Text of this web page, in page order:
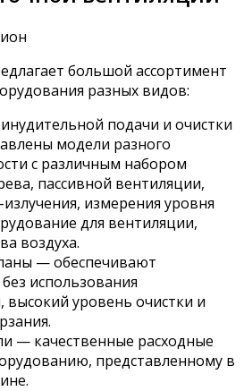
большой ассортимент
разных видов:
подачи и очистки
модели разного
с различным набором
пассивной вентиляции,
измерения уровня
для вентиляции,
воздуха.
— обеспечивают
использования
высокий уровень очистки и
— качественные расходные
представленному в